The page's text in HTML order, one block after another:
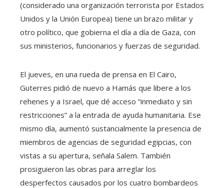
(considerado una organización terrorista por Estados
Unidos y la Unión Europea) tiene un brazo militar y
otro político, que gobierna el día a día de Gaza, con
sus ministerios, funcionarios y fuerzas de seguridad.
El jueves, en una rueda de prensa en El Cairo,
Guterres pidió de nuevo a Hamás que libere a los
rehenes y a Israel, que dé acceso “inmediato y sin
restricciones” a la entrada de ayuda humanitaria. Ese
mismo día, aumentó sustancialmente la presencia de
miembros de agencias de seguridad egipcias, con
vistas a su apertura, señala Salem. También
prosiguieron las obras para arreglar los
desperfectos causados por los cuatro bombardeos